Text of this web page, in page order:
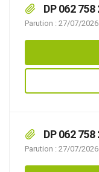
DP 062 758
Allée Suzanne
soutènement
Parution : 27/07/2026
DP 062 758
Thomas – 113
Thermique du
Parution : 27/07/2026